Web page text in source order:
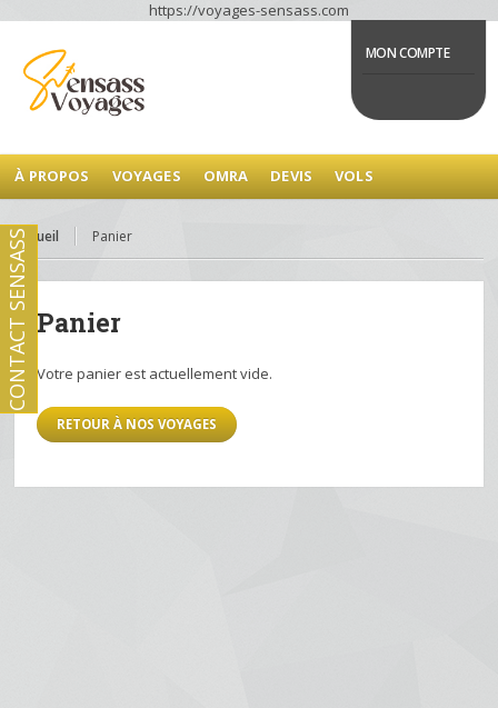
https://voyages-sensass.com
MON COMPTE
À PROPOS VOYAGES OMRA DEVIS VOLS
Accueil Panier
Panier
Votre panier est actuellement vide.
RETOUR À NOS VOYAGES
CONTACT SENSASS